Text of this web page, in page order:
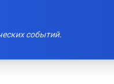
событий.